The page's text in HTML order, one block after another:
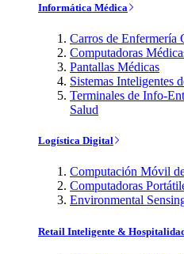
Informática Médica
Carros de Enfermería
Computadoras
Pantallas Médicas
Sistemas Inteligentes
Terminales de Info-
Salud
Logística Digital
Computación Móvil
Computadoras
Environmental
Retail Inteligente &